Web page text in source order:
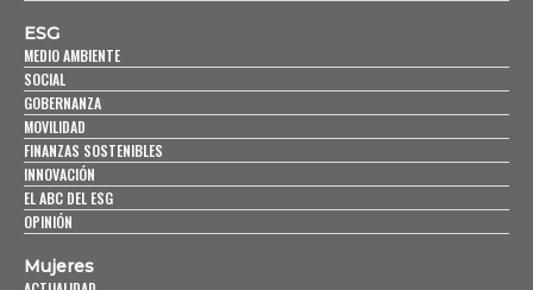
ESG
MEDIO AMBIENTE
SOCIAL
GOBERNANZA
MOVILIDAD
FINANZAS SOSTENIBLES
INNOVACIÓN
EL ABC DEL ESG
OPINIÓN
Mujeres